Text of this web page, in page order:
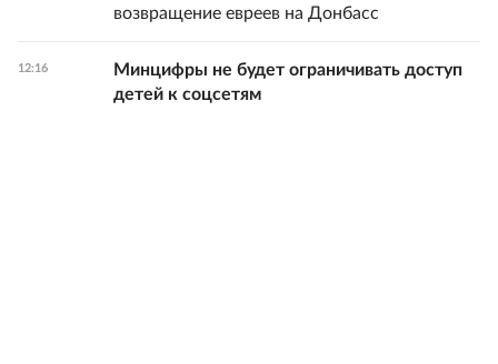
возвращение евреев на Донбасс
12:16
Минцифры не будет ограничивать доступ
детей к соцсетям